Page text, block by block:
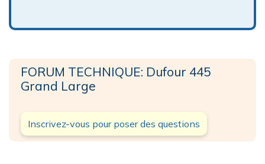
FORUM TECHNIQUE: Dufour 445
Grand Large
Inscrivez-vous pour poser des questions